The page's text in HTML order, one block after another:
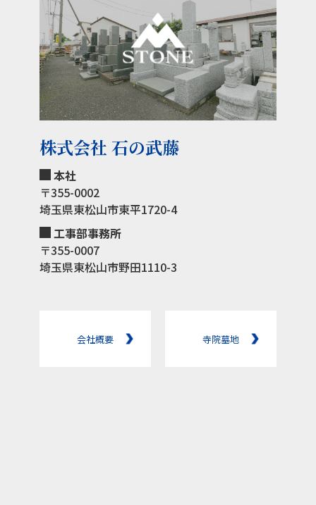
株式会社 石の武藤
本社
〒355-0002
埼玉県東松山市東平1720-4
工事部事務所
〒355-0007
埼玉県東松山市野田1110-3
会社概要 寺院墓地